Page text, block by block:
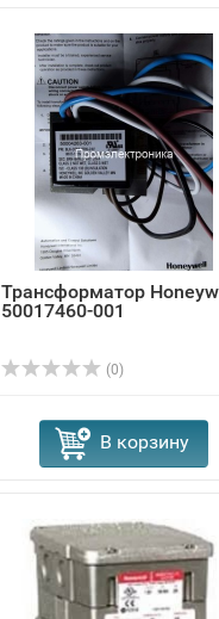
Трансформатор
50017460-001
(0)
В корзину